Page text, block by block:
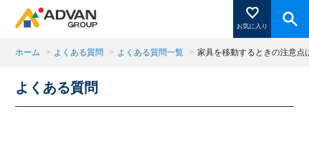
お気に入り
商品ページにある「お気に入り登録」を押すと登録した
商品がここに表示されます。
ホーム > よくある質問 > よくある質問一覧 > 家具を移動するときの注意点
よくある質問